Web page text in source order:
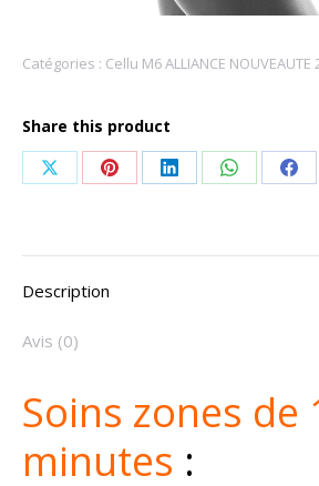
Catégories : Cellu M6 ALLIANCE NOUVEAUTE
Share this product
Share
X
Share
Pinterest
Share
LinkedIn
Share
WhatsApp
Description
Avis (0)
Soins zones de
minutes :